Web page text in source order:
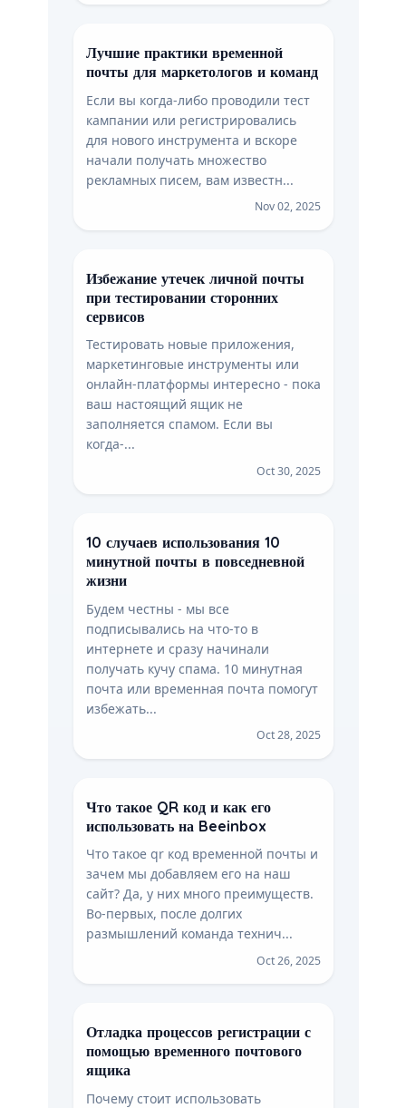
Лучшие практики временной
почты для маркетологов и команд
Если вы когда-либо проводили тест
кампании или регистрировались
для нового инструмента и вскоре
начали получать множество
рекламных писем, вам известн...
Nov 02, 2025
Избежание утечек личной почты
при тестировании сторонних
сервисов
Тестировать новые приложения,
маркетинговые инструменты или
онлайн-платформы интересно - пока
ваш настоящий ящик не
заполняется спамом. Если вы
когда-...
Oct 30, 2025
10 случаев использования 10
минутной почты в повседневной
жизни
Будем честны - мы все
подписывались на что-то в
интернете и сразу начинали
получать кучу спама. 10 минутная
почта или временная почта помогут
избежать...
Oct 28, 2025
Что такое QR код и как его
использовать на Beeinbox
Что такое qr код временной почты и
зачем мы добавляем его на наш
сайт? Да, у них много преимуществ.
Во-первых, после долгих
размышлений команда технич...
Oct 26, 2025
Отладка процессов регистрации с
помощью временного почтового
ящика
Почему стоит использовать